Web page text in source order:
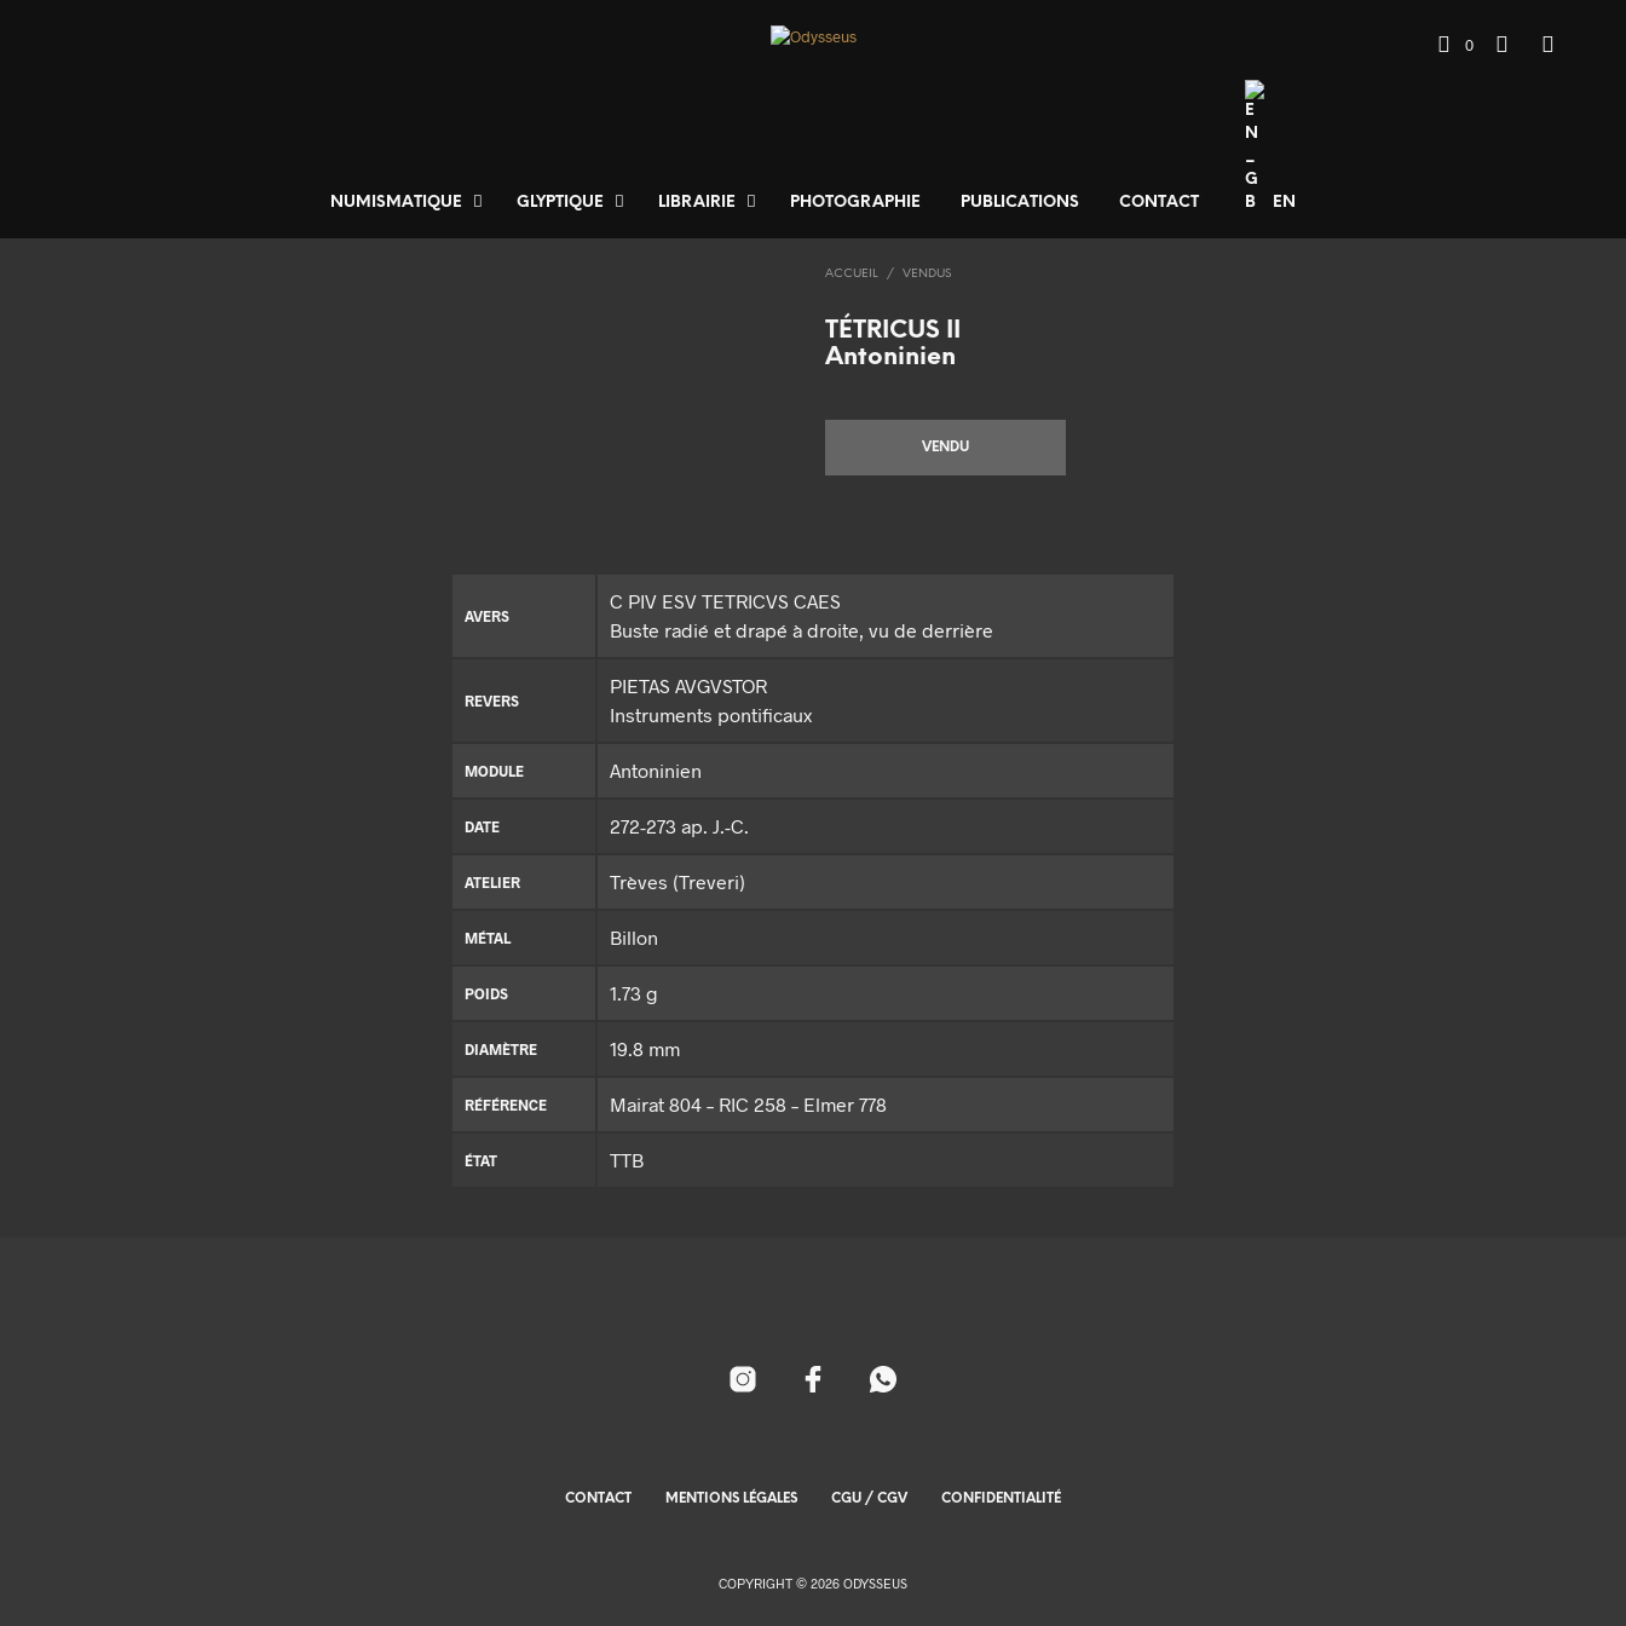
NUMISMATIQUE GLYPTIQUE LIBRAIRIE PHOTOGRAPHIE PUBLICATIONS CONTACT EN
0
ACCUEIL / VENDUS
TÉTRICUS II
Antoninien
VENDU
AVERS
C PIV ESV TETRICVS CAES
Buste radié et drapé à droite, vu de derrière
REVERS
PIETAS AVGVSTOR
Instruments pontificaux
MODULE Antoninien
DATE 272-273 ap. J.-C.
ATELIER Trèves (Treveri)
MÉTAL Billon
POIDS 1.73 g
DIAMÈTRE 19.8 mm
RÉFÉRENCE Mairat 804 – RIC 258 – Elmer 778
ÉTAT TTB
CONTACT MENTIONS LÉGALES CGU / CGV CONFIDENTIALITÉ
COPYRIGHT © 2026 ODYSSEUS